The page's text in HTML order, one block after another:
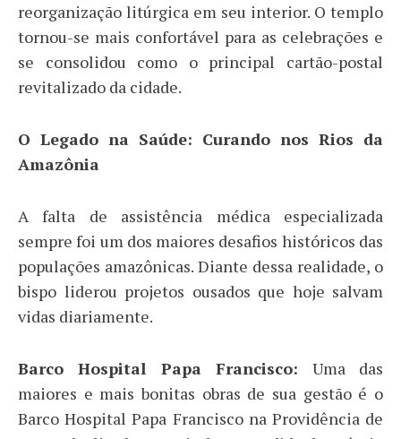
reorganização litúrgica em seu interior. O templo
tornou-se mais confortável para as celebrações e
se consolidou como o principal cartão-postal
revitalizado da cidade.
​O Legado na Saúde: Curando nos Rios da
Amazônia
​A falta de assistência médica especializada
sempre foi um dos maiores desafios históricos das
populações amazônicas. Diante dessa realidade, o
bispo liderou projetos ousados que hoje salvam
vidas diariamente.
Barco Hospital Papa Francisco: Uma das
maiores e mais bonitas obras de sua gestão é o
Barco Hospital Papa Francisco na Providência de